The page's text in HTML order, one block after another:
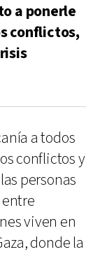
a ponerle
conflictos,
a todos
conflictos y
personas
viven en
donde la